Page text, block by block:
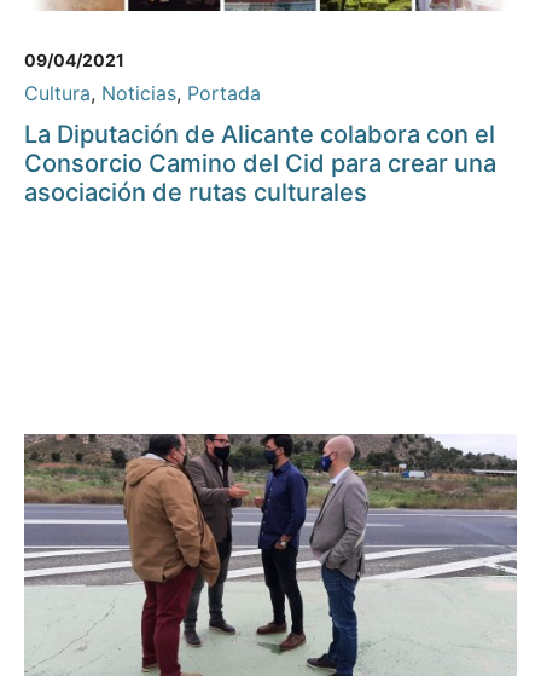
09/04/2021
Cultura, Noticias, Portada
La Diputación de Alicante colabora con el
Consorcio Camino del Cid para crear una
asociación de rutas culturales